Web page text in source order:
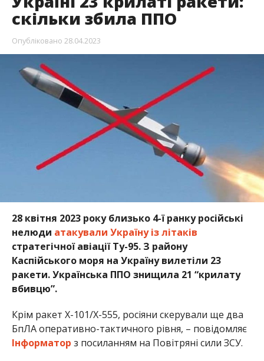
скільки збила ППО
Опубліковано 28.04.2023
28 квітня 2023 року близько 4-ї ранку російські
нелюди атакували Україну із літаків
стратегічної авіації Ту-95. З району
Каспійського моря на Україну вилетіли 23
ракети. Українська ППО знищила 21 “крилату
вбивцю”.
Крім ракет Х-101/Х-555, росіяни скерували ще два
БпЛА оперативно-тактичного рівня, – повідомляє
Інформатор з посиланням на Повітряні сили ЗСУ.